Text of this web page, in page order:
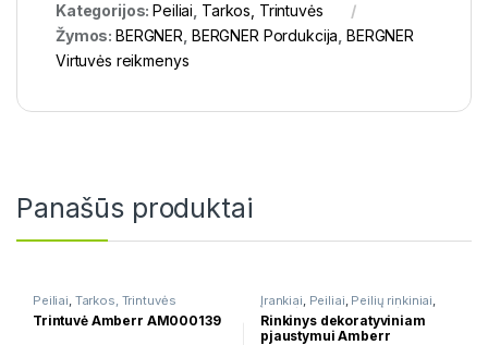
Kategorijos:Peiliai Tarkos, Trintuvės
Žymos:BERGNER BERGNER Pordukcija ,BERGNER
Virtuvės reikmenys
Panašūs produktai
Peiliai, Tarkos, Trintuvės
Trintuvė Amberr AM000139
Įrankiai, Peiliai, Peilių rinkiniai,
Stalo įrankiai, Virtuvės įrankių
rinkiniai
Rinkinys dekoratyviniam
pjaustymui Amberr